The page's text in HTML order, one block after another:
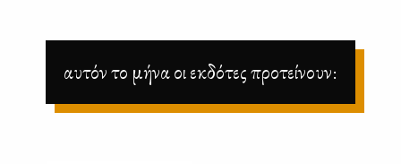
αυτόν το μήνα οι εκδότες προτείνουν: